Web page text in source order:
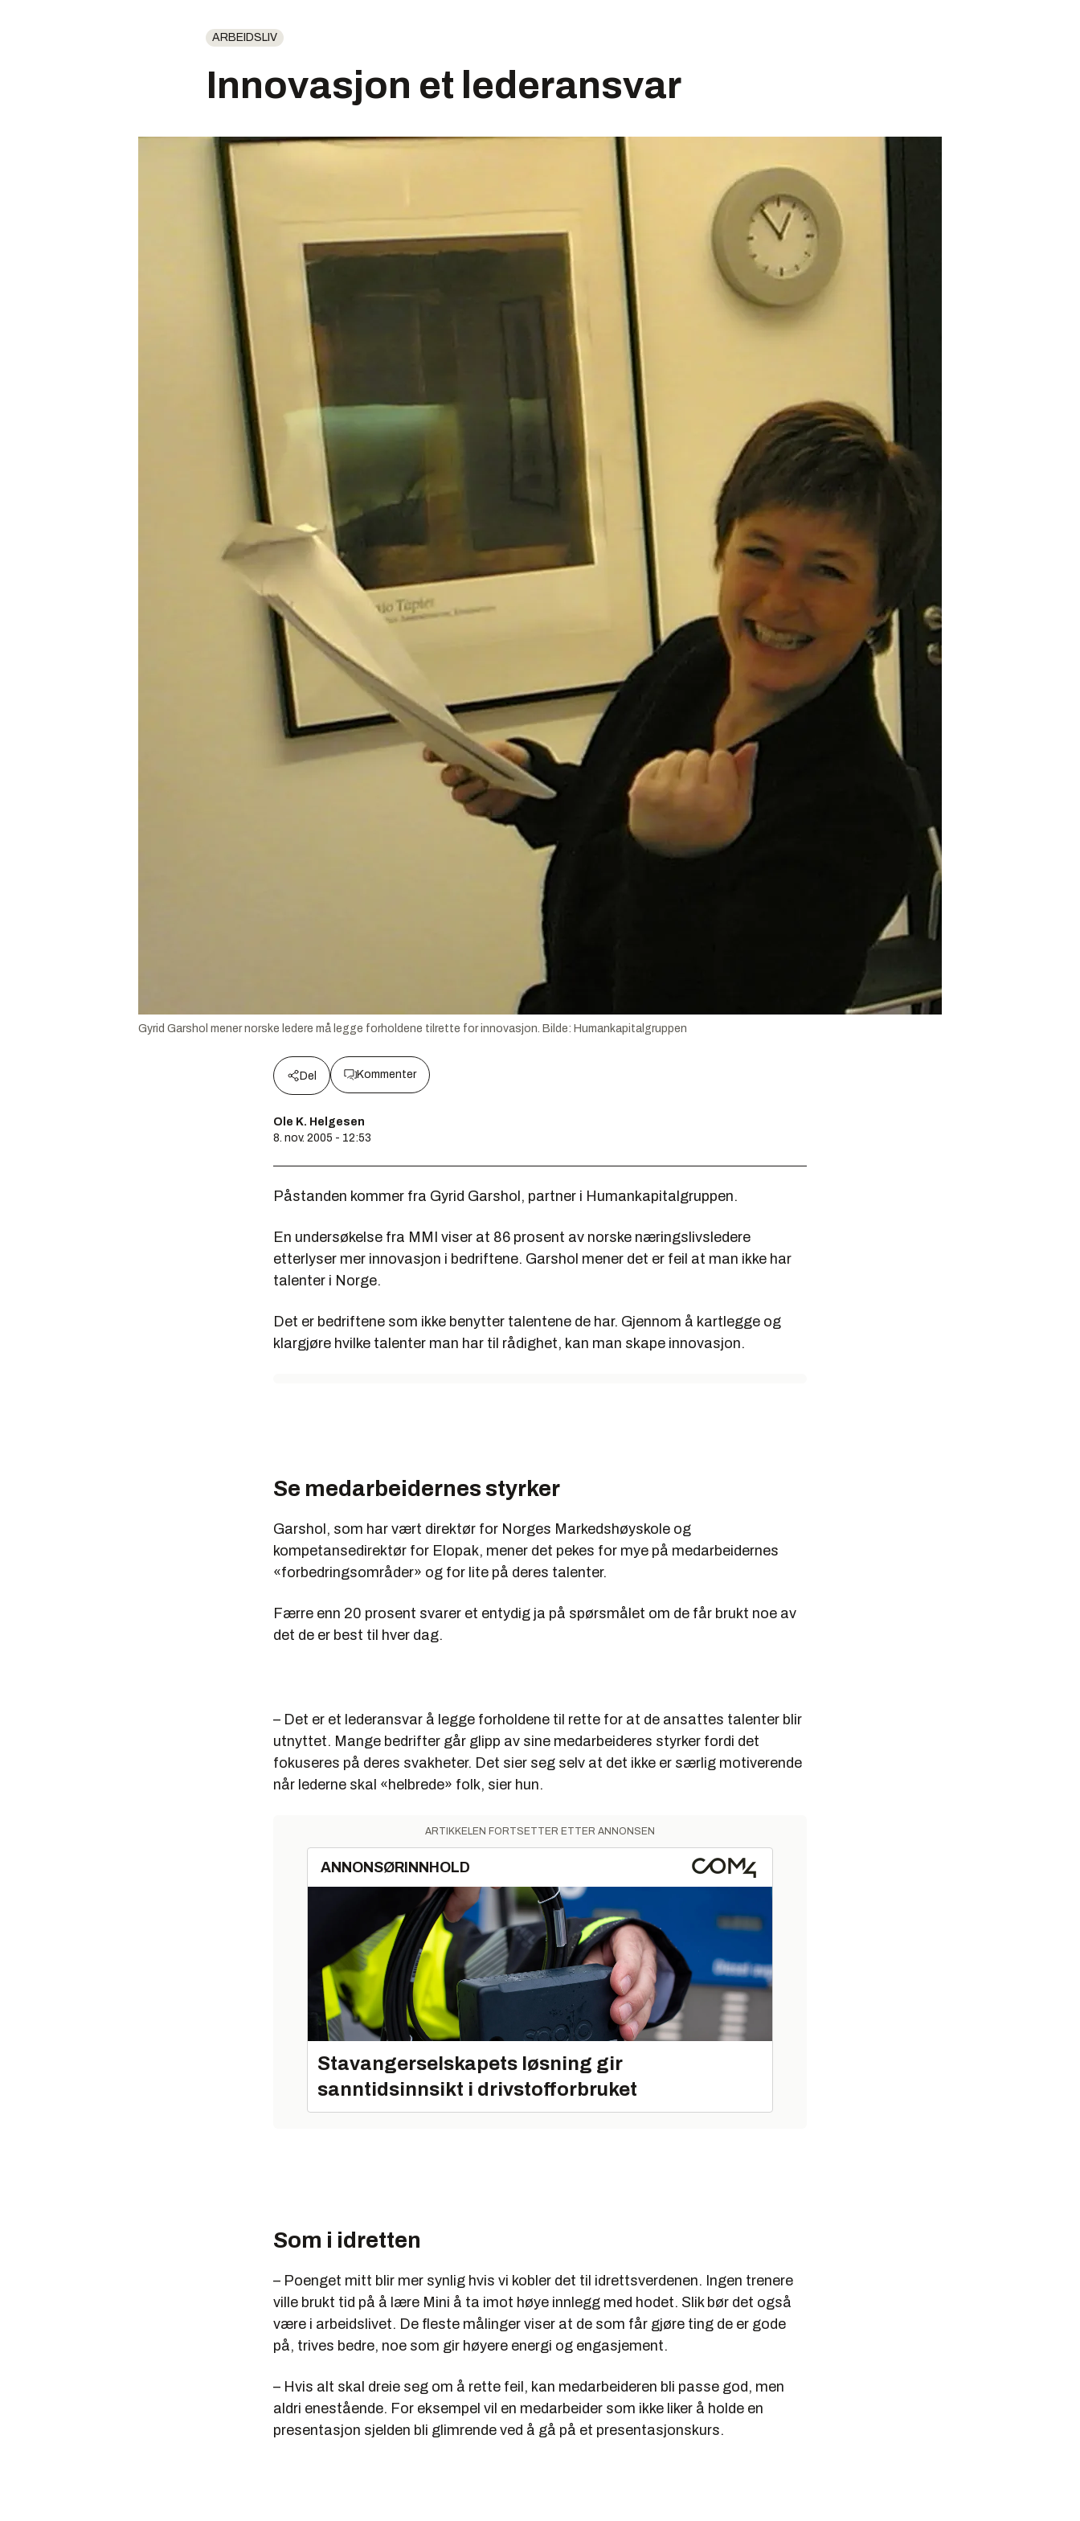
ARBEIDSLIV
Innovasjon et lederansvar
Gyrid Garshol mener norske ledere må legge forholdene tilrette for innovasjon. Bilde: Humankapitalgruppen
Del Kommenter
Ole K. Helgesen
8. nov. 2005 - 12:53
Påstanden kommer fra Gyrid Garshol, partner i Humankapitalgruppen.
En undersøkelse fra MMI viser at 86 prosent av norske næringslivsledere
etterlyser mer innovasjon i bedriftene. Garshol mener det er feil at man ikke har
talenter i Norge.
Det er bedriftene som ikke benytter talentene de har. Gjennom å kartlegge og
klargjøre hvilke talenter man har til rådighet, kan man skape innovasjon.
Se medarbeidernes styrker
Garshol, som har vært direktør for Norges Markedshøyskole og
kompetansedirektør for Elopak, mener det pekes for mye på medarbeidernes
«forbedringsområder» og for lite på deres talenter.
Færre enn 20 prosent svarer et entydig ja på spørsmålet om de får brukt noe av
det de er best til hver dag.
– Det er et lederansvar å legge forholdene til rette for at de ansattes talenter blir
utnyttet. Mange bedrifter går glipp av sine medarbeideres styrker fordi det
fokuseres på deres svakheter. Det sier seg selv at det ikke er særlig motiverende
når lederne skal «helbrede» folk, sier hun.
ARTIKKELEN FORTSETTER ETTER ANNONSEN
ANNONSØRINNHOLD
Stavangerselskapets løsning gir
sanntidsinnsikt i drivstofforbruket
Som i idretten
– Poenget mitt blir mer synlig hvis vi kobler det til idrettsverdenen. Ingen trenere
ville brukt tid på å lære Mini å ta imot høye innlegg med hodet. Slik bør det også
være i arbeidslivet. De fleste målinger viser at de som får gjøre ting de er gode
på, trives bedre, noe som gir høyere energi og engasjement.
– Hvis alt skal dreie seg om å rette feil, kan medarbeideren bli passe god, men
aldri enestående. For eksempel vil en medarbeider som ikke liker å holde en
presentasjon sjelden bli glimrende ved å gå på et presentasjonskurs.